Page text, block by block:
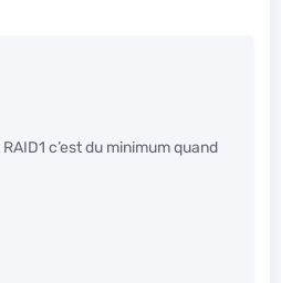
c’est du minimum quand